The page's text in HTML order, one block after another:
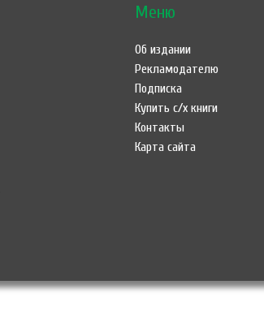
Меню
Об издании
Рекламодателю
Подписка
Купить с/х книги
Контакты
Карта сайта